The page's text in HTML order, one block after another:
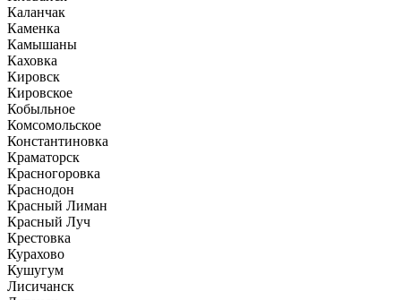
Каланчак
Каменка
Камышаны
Каховка
Кировск
Кировское
Кобыльное
Комсомольское
Константиновка
Краматорск
Красногоровка
Краснодон
Красный Лиман
Красный Луч
Крестовка
Курахово
Кушугум
Лисичанск